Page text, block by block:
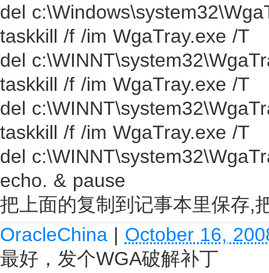
del
taskkill /f /im WgaTray.exe /T
del
taskkill /f /im WgaTray.exe /T
del
taskkill /f /im WgaTray.exe /T
del
echo. & pause
把上面的复制到记事本里保存,
OracleChina | October 16,
最好，发个WGA破解补丁